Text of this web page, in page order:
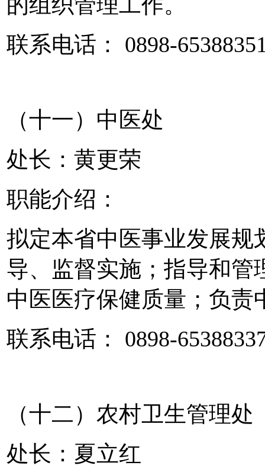
联系电话： 0898-
（十一）中医处
处长：黄更荣
职能介绍：
拟定本省中医事业发展规
导、监督实施；指导和管
中医医疗保健质量；负责
联系电话： 0898-
（十二）农村卫生管理处
处长：夏立红